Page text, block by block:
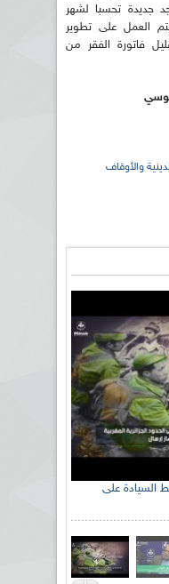
جديدة تحسبا لشهر
العمل على تطوير
فاتورة الفقر من
والأوقاف
تحي الذكرى 59 لبسط السيادة على